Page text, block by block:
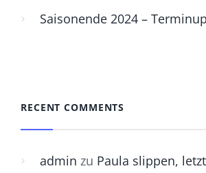
Saisonende 2024 –
RECENT COMMENTS
admin zu Paula slippen,